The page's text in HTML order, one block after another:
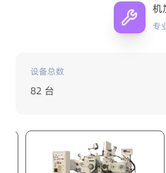
机
专
设备总数
82 台